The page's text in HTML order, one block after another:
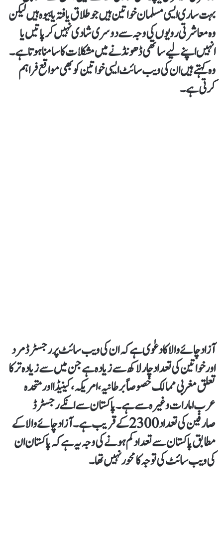
بہت ساری ایسی مسلمان خواتین ہیں جو طلاق یافتہ یا بیوہ ہیں لیکن
وہ معاشرتی رویوں کی وجہ سے دوسری شادی نہیں کر پاتیں یا
انہیں اپنے لیے ساتھی ڈھونڈنے میں مشکلات کا سامنا ہوتا ہے۔
وہ کہتے ہیں ان کی ویب سائٹ ایسی خواتین کو بھی مواقع فراہم
کرتی ہے۔
آزاد چائے والا کا دعوٰی ہے کہ ان کی ویب سائٹ پر رجسٹرڈ مرد
اور خواتین کی تعداد چار لاکھ سے زیادہ ہے جن میں سے زیادہ تر کا
تعلق مغربی ممالک خصوصاً برطانیہ، امریکہ، کینیڈا اور متحدہ
عرب امارات وغیرہ سے ہے۔ پاکستان سے انکے رجسٹرڈ
صارفین کی تعداد 2300 کے قریب ہے۔ آزاد چائے والا کے
مطابق پاکستان سے تعداد کم ہونے کی وجہ یہ ہے کہ پاکستان ان
کی ویب سائٹ کی توجہ کا محور نہیں تھا۔